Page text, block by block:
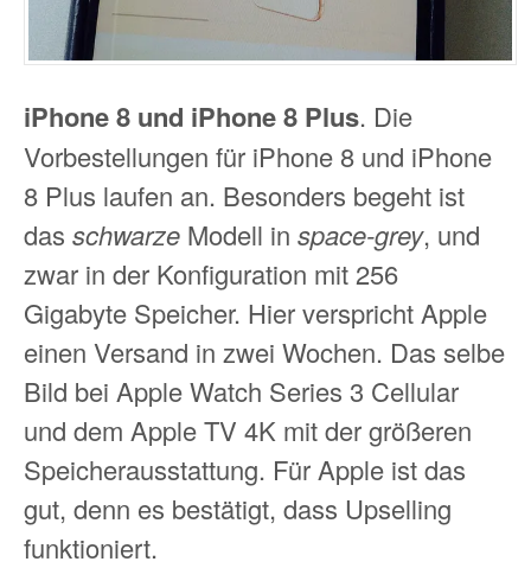
iPhone 8 und iPhone 8 Plus. Die
Vorbestellungen für iPhone 8 und iPhone
8 Plus laufen an. Besonders begeht ist
das schwarze Modell in space-grey, und
zwar in der Konfiguration mit 256
Gigabyte Speicher. Hier verspricht Apple
einen Versand in zwei Wochen. Das selbe
Bild bei Apple Watch Series 3 Cellular
und dem Apple TV 4K mit der größeren
Speicherausstattung. Für Apple ist das
gut, denn es bestätigt, dass Upselling
funktioniert.